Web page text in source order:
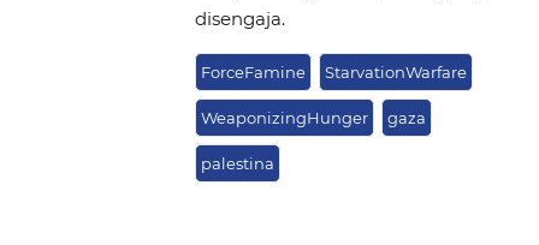
disengaja.
ForceFamine StarvationWarfare
WeaponizingHunger gaza
palestina